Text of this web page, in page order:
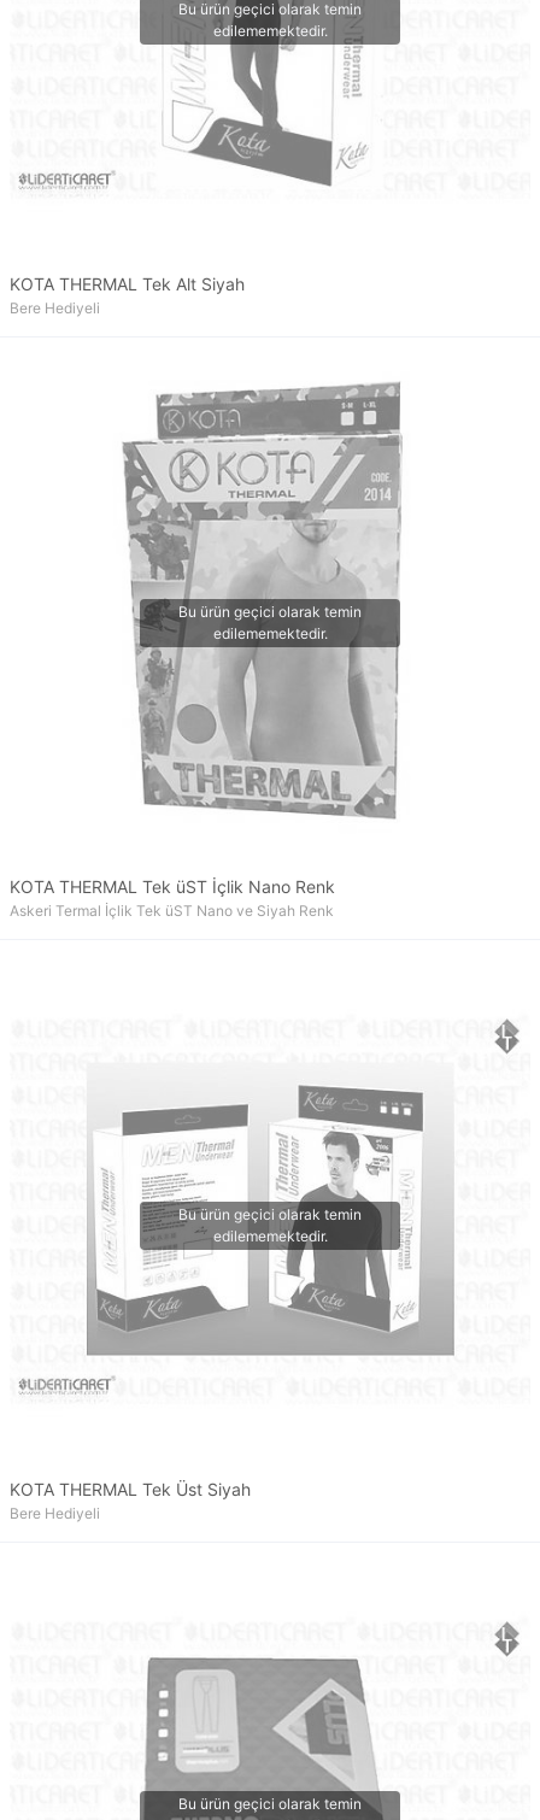
KOTA THERMAL Tek Alt Siyah
Bere Hediyeli
KOTA THERMAL Tek üST İçlik Nano Renk
Askeri Termal İçlik Tek üST Nano ve Siyah Renk
KOTA THERMAL Tek Üst Siyah
Bere Hediyeli